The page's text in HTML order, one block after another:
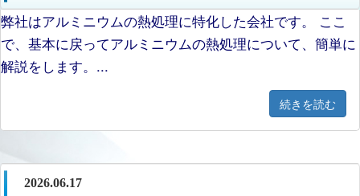
弊社はアルミニウムの熱処理に特化した会社です。 ここ
で、基本に戻ってアルミニウムの熱処理について、簡単に
解説をします。...
続きを読む
2026.06.17